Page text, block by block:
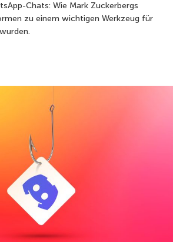
Chats: Wie Mark Zuckerbergs
zu einem wichtigen Werkzeug für